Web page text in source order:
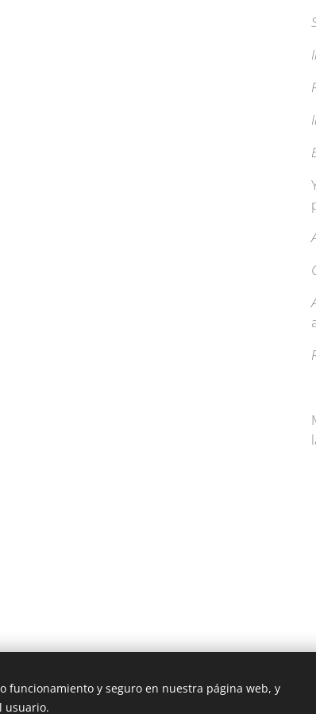
Latín y Roma © Todos los
funcionamiento y seguro en nuestra página web, y
usuario.